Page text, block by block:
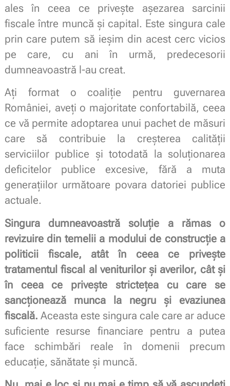
ales în ceea ce privește așezarea sarcinii
fiscale între muncă și capital. Este singura cale
prin care putem să ieșim din acest cerc vicios
pe care, cu ani în urmă, predecesorii
dumneavoastră l-au creat.
Ați format o coaliție pentru guvernarea
României, aveți o majoritate confortabilă, ceea
ce vă permite adoptarea unui pachet de măsuri
care să contribuie la creșterea calității
serviciilor publice și totodată la soluționarea
deficitelor publice excesive, fără a muta
generațiilor următoare povara datoriei publice
actuale.
Singura dumneavoastră soluție a rămas o
revizuire din temelii a modului de construcție a
politicii fiscale, atât în ceea ce privește
tratamentul fiscal al veniturilor și averilor, cât și
în ceea ce privește strictețea cu care se
sancționează munca la negru și evaziunea
fiscală. Aceasta este singura cale care ar aduce
suficiente resurse financiare pentru a putea
face schimbări reale în domenii precum
educație, sănătate și muncă.